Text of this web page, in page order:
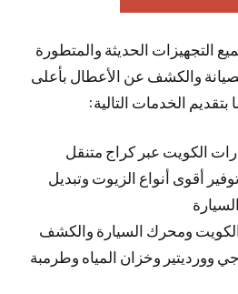
التجهيزات الحديثة والمتطورة
والكشف عن الأعطال بأعلى
بتقديم الخدمات التالية:
الكويت عبر كراج متنقل
أقوى أنواع الزيوت وتبديل
ومحرك السيارة والكشف
وورديتير وخزان المياه وطرمبة